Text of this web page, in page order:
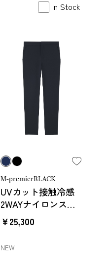
In Stock
M-premierBLACK
UVカット接触冷感
2WAYナイロンスト
レッチパンツ
￥25,300
NEW